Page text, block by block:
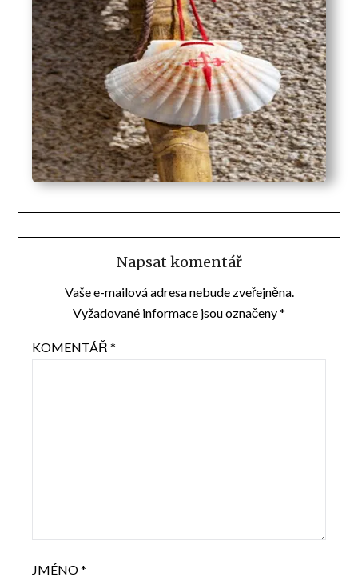
Napsat komentář
Vaše e-mailová adresa nebude zveřejněna.
Vyžadované informace jsou označeny*
KOMENTÁŘ *
JMÉNO*